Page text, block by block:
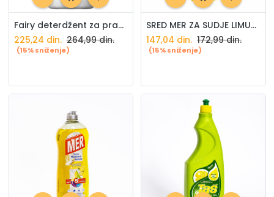
Fairy deterdžent za pranje sudova limun 450ml
225,24 din. 264,99din.
(15% sniženje)
SRED MER ZA SUDJE LIMUN 450ml
147,04 din. 172,99din.
(15% sniženje)